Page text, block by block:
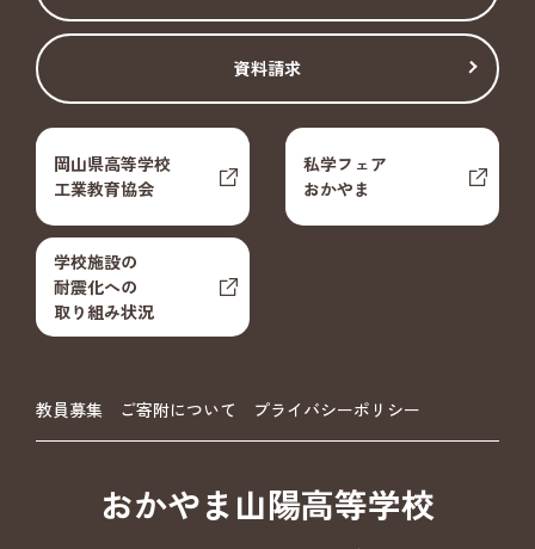
資料請求
岡山県高等学校
工業教育協会
私学フェア
おかやま
学校施設の
耐震化への
取り組み状況
教員募集 ご寄附について プライバシーポリシー
おかやま山陽高等学校